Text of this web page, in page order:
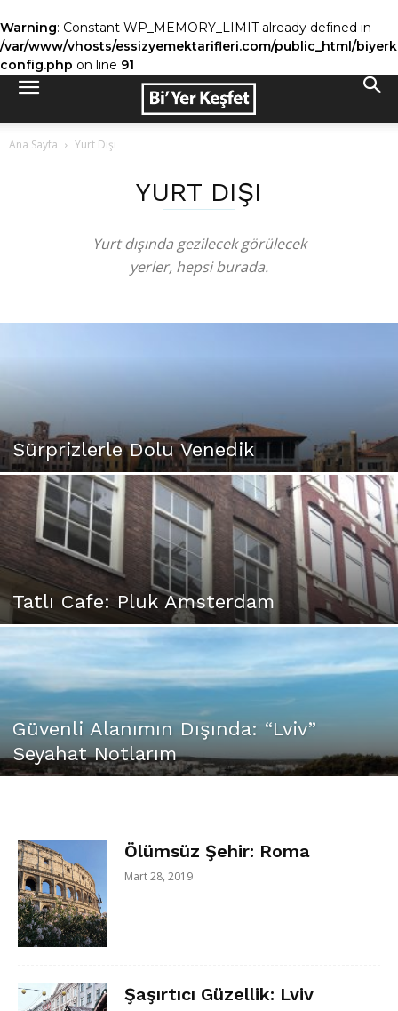
Warning: Constant WP_MEMORY_LIMIT already defined in
/var/www/vhosts/essizyemektarifleri.com/public_html/
config.php on line 91
Ana Sayfa Yurt Dışı
YURT DIŞI
Yurt dışında gezilecek görülecek
yerler, hepsi burada.
Sürprizlerle Dolu Venedik
Tatlı Cafe: Pluk Amsterdam
Güvenli Alanımın Dışında: “Lviv”
Seyahat Notlarım
Ölümsüz Şehir: Roma
Mart 28, 2019
Şaşırtıcı Güzellik: Lviv